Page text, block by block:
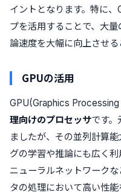
イントとなります。特に
プを活用することで、大
論速度を大幅に向上させる
GPUの活用
GPU(Graphics Processing
理向けのプロセッサです
ましたが、その並列計算
グの学習や推論にも広く
ニューラルネットワーク
タの処理において高い性